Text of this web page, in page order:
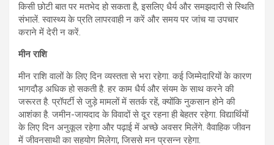
किसी छोटी बात पर मतभेद हो सकता है, इसलिए धैर्य और समझदारी से स्थिति
संभालें. स्वास्थ्य के प्रति लापरवाही न करें और समय पर जांच या उपचार
कराने में देरी न करें.
मीन राशि
मीन राशि वालों के लिए दिन व्यस्तता से भरा रहेगा. कई जिम्मेदारियों के कारण
भागदौड़ अधिक हो सकती है. हर काम धैर्य और संयम के साथ करने की
जरूरत है. प्रॉपर्टी से जुड़े मामलों में सतर्क रहें, क्योंकि नुकसान होने की
आशंका है. जमीन-जायदाद के विवादों से दूर रहना ही बेहतर रहेगा. विद्यार्थियों
के लिए दिन अनुकूल रहेगा और पढ़ाई में अच्छे अवसर मिलेंगे. वैवाहिक जीवन
में जीवनसाथी का सहयोग मिलेगा, जिससे मन प्रसन्न रहेगा.